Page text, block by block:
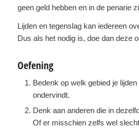
geen geld hebben en in de penarie
Lijden en tegenslag kan iedereen
Dus als het nodig is, doe dan deze
Oefening
Bedenk op welk gebied je
ondervindt.
Denk aan anderen die in
Of er misschien zelfs wel